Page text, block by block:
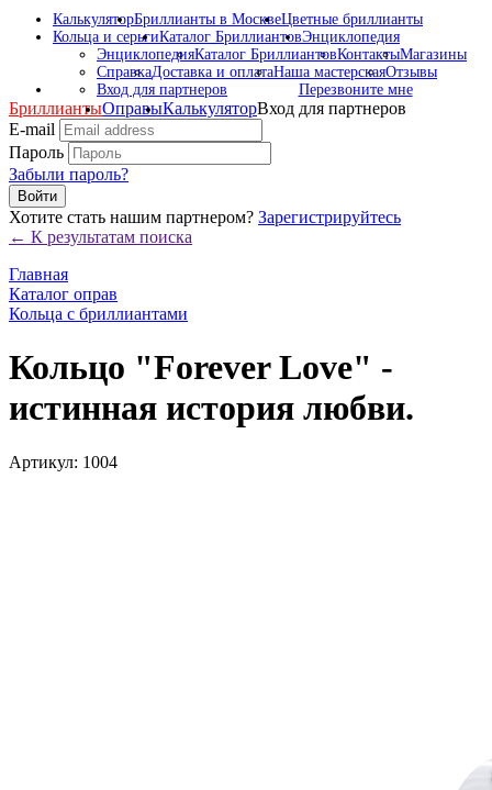
КалькуляторБриллианты в МосквеЦветные бриллианты
Кольца и серьгиКаталог БриллиантовЭнциклопедия
ЭнциклопедияКаталог БриллиантовКонтактыМагазины
СправкаДоставка и оплатаНаша мастерскаяОтзывы
Вход для партнеров
Перезвоните мне
БриллиантыОправыКалькуляторВход для партнеров
E-mail
Пароль
Забыли пароль?
Войти
Хотите стать нашим партнером? Зарегистрируйтесь
← К результатам поиска
Главная
Каталог оправ
Кольца с бриллиантами
Кольцо "Forever Love" -
истинная история любви.
Артикул: 1004